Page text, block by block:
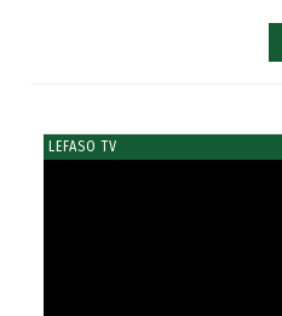
LEFASO TV